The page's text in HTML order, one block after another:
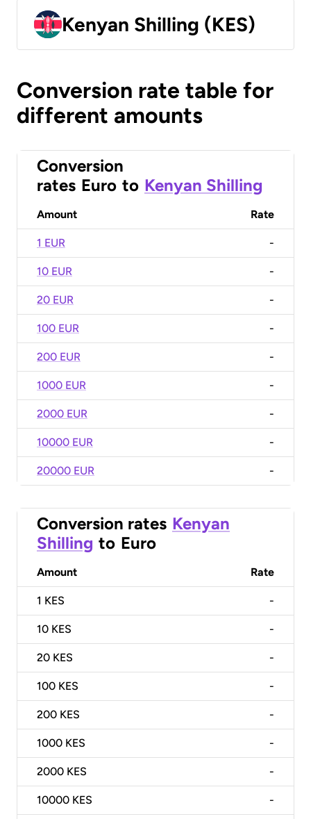
Kenyan Shilling (KES)
Conversion rate table for
different amounts
Conversion
rates Euro to Kenyan Shilling
Amount Rate
1 EUR -
10 EUR -
20 EUR -
100 EUR -
200 EUR -
1000 EUR -
2000 EUR -
10000 EUR -
20000 EUR -
Conversion rates Kenyan
Shilling to Euro
Amount Rate
1 KES -
10 KES -
20 KES -
100 KES -
200 KES -
1000 KES -
2000 KES -
10000 KES -